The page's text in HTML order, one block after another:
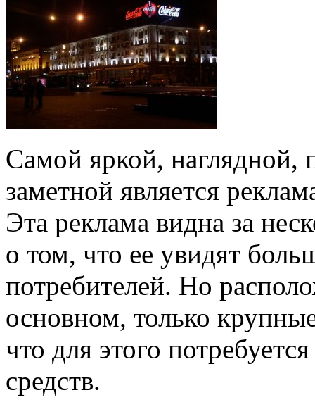
Самой яркой, наглядной,
заметной является
Эта реклама видна за
о том, что ее увидят
потребителей. Но
основном, только
что для этого
средств.